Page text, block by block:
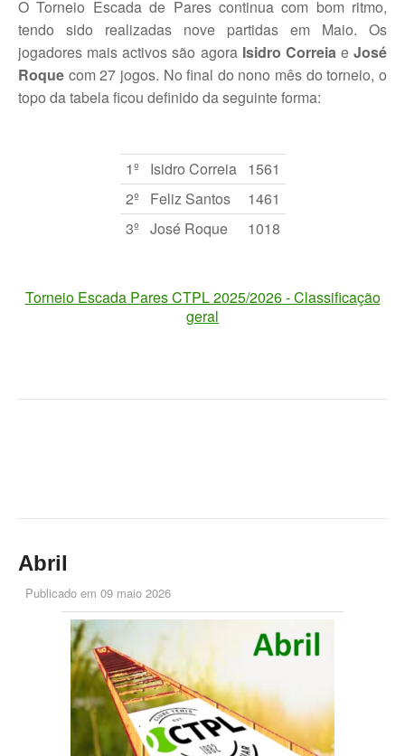
O Torneio Escada de Pares continua com bom ritmo,
tendo sido realizadas nove partidas em Maio. Os
jogadores mais activos são agora Isidro Correiae José
Roque com 27 jogos. No final do nono mês do torneio, o
topo da tabela ficou definido da seguinte forma:
1º Isidro Correia 1561
2º
Feliz Santos
1461
3º José Roque 1018
Torneio Escada Pares CTPL 2025/2026 - Classificação
geral
Abril
Publicado em 09 maio 2026